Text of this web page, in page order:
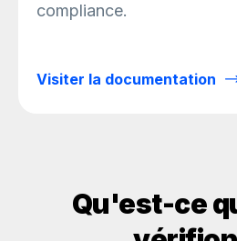
compliance.
Visiter la documentation
Qu'est-ce